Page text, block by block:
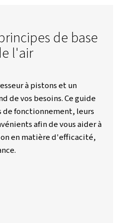
principes de
de l'air
à pistons et un
de
inconvénients afin de